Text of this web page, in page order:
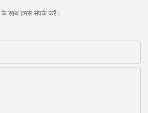
के साथ हमसे संपर्क करें।